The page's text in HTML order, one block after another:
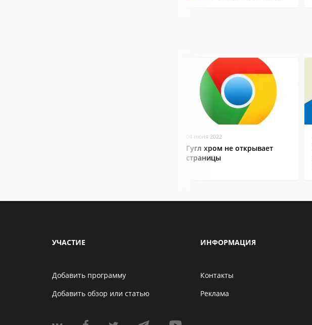
04 июня 2022
Гугл хром не открывает
страницы
УЧАСТИЕ
Добавить программу
Добавить обзор или статью
ИНФОРМАЦИЯ
Контакты
Реклама